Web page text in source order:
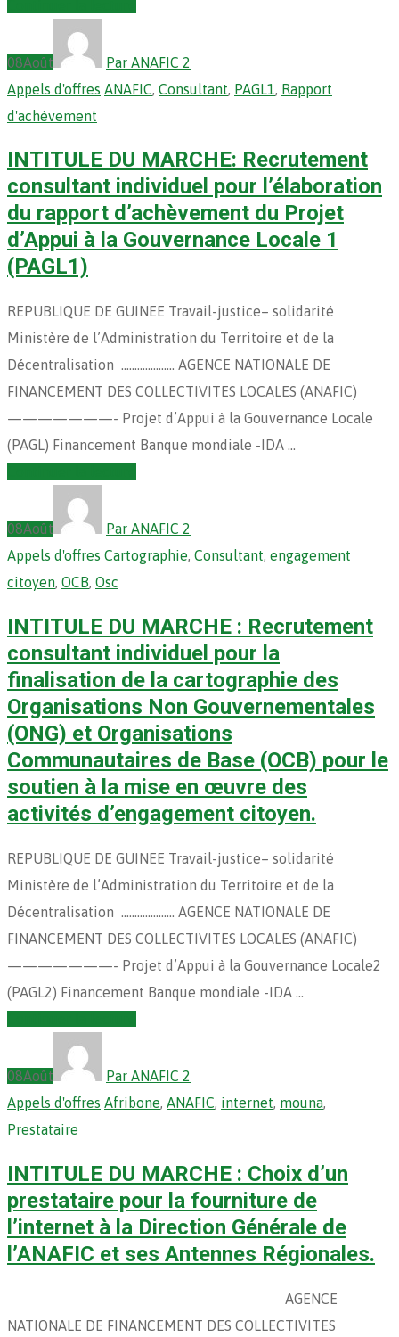
08Août
Par ANAFIC 2
Appels d'offres ANAFIC Consultant PAGL1
Rapport
d'achèvement
INTITULE DU MARCHE: Recrutement
consultant individuel pour l’élaboration
du rapport d’achèvement du Projet
d’Appui à la Gouvernance Locale 1
(PAGL1)
REPUBLIQUE DE GUINEE Travail-justice– solidarité
Ministère de l’Administration du Territoire et de la
Décentralisation ……………….. AGENCE NATIONALE DE
FINANCEMENT DES COLLECTIVITES LOCALES (ANAFIC)
———————- Projet d’Appui à la Gouvernance Locale
(PAGL) Financement Banque mondiale -IDA …
08Août
Par ANAFIC 2
Appels d'offres Cartographie, Consultant, engagement
citoyen, OCB, Osc
INTITULE DU MARCHE : Recrutement
consultant individuel pour la
finalisation de la cartographie des
Organisations Non Gouvernementales
(ONG) et Organisations
Communautaires de Base (OCB) pour le
soutien à la mise en œuvre des
activités d’engagement citoyen.
REPUBLIQUE DE GUINEE Travail-justice– solidarité
Ministère de l’Administration du Territoire et de la
Décentralisation ……………….. AGENCE NATIONALE DE
FINANCEMENT DES COLLECTIVITES LOCALES (ANAFIC)
———————- Projet d’Appui à la Gouvernance Locale2
(PAGL2) Financement Banque mondiale -IDA …
08Août
Par ANAFIC 2
Appels d'offres Afribone, ANAFIC, internet, mouna,
Prestataire
INTITULE DU MARCHE : Choix d’un
prestataire pour la fourniture de
l’internet à la Direction Générale de
l’ANAFIC et ses Antennes Régionales.
AGENCE
NATIONALE DE FINANCEMENT DES COLLECTIVITES